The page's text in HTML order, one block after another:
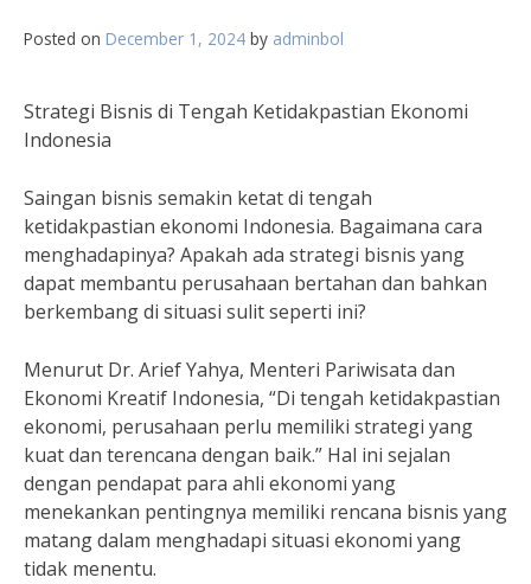
Posted on December 1, 2024 by adminbol
Strategi Bisnis di Tengah Ketidakpastian Ekonomi
Indonesia
Saingan bisnis semakin ketat di tengah
ketidakpastian ekonomi Indonesia. Bagaimana cara
menghadapinya? Apakah ada strategi bisnis yang
dapat membantu perusahaan bertahan dan bahkan
berkembang di situasi sulit seperti ini?
Menurut Dr. Arief Yahya, Menteri Pariwisata dan
Ekonomi Kreatif Indonesia, “Di tengah ketidakpastian
ekonomi, perusahaan perlu memiliki strategi yang
kuat dan terencana dengan baik.” Hal ini sejalan
dengan pendapat para ahli ekonomi yang
menekankan pentingnya memiliki rencana bisnis yang
matang dalam menghadapi situasi ekonomi yang
tidak menentu.